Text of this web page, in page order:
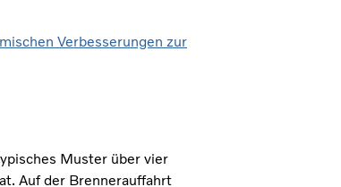
Verbesserungen zur
Muster über vier
Auf der Brennerauffahrt